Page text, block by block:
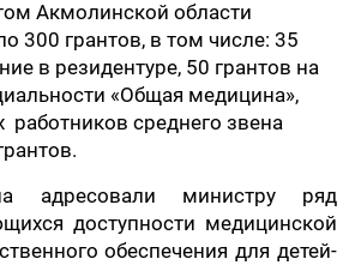
Акмолинской области
300 грантов, в том числе: 35
в резидентуре, 50 грантов на
«Общая медицина»,
среднего звена
адресовали министру ряд
доступности медицинской
обеспечения для детей-